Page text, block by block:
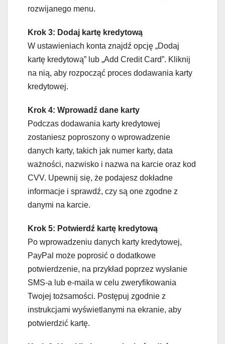
rozwijanego menu.
Krok 3: Dodaj kartę kredytową
W ustawieniach konta znajdź opcję „Dodaj
kartę kredytową” lub „Add Credit Card”. Kliknij
na nią, aby rozpocząć proces dodawania karty
kredytowej.
Krok 4: Wprowadź dane karty
Podczas dodawania karty kredytowej
zostaniesz poproszony o wprowadzenie
danych karty, takich jak numer karty, data
ważności, nazwisko i nazwa na karcie oraz kod
CVV. Upewnij się, że podajesz dokładne
informacje i sprawdź, czy są one zgodne z
danymi na karcie.
Krok 5: Potwierdź kartę kredytową
Po wprowadzeniu danych karty kredytowej,
PayPal może poprosić o dodatkowe
potwierdzenie, na przykład poprzez wysłanie
SMS-a lub e-maila w celu zweryfikowania
Twojej tożsamości. Postępuj zgodnie z
instrukcjami wyświetlanymi na ekranie, aby
potwierdzić kartę.